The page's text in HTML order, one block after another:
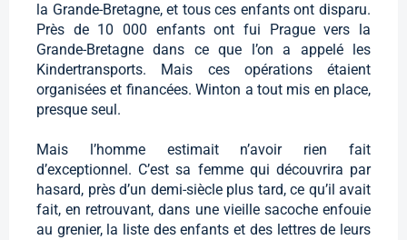
la Grande-Bretagne, et tous ces enfants ont disparu.
Près de 10 000 enfants ont fui Prague vers la
Grande-Bretagne dans ce que l’on a appelé les
Kindertransports. Mais ces opérations étaient
organisées et financées. Winton a tout mis en place,
presque seul.
Mais l’homme estimait n’avoir rien fait
d’exceptionnel. C’est sa femme qui découvrira par
hasard, près d’un demi-siècle plus tard, ce qu’il avait
fait, en retrouvant, dans une vieille sacoche enfouie
au grenier, la liste des enfants et des lettres de leurs